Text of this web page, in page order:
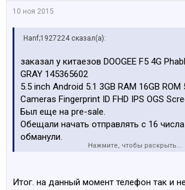
10 ноя 2015
Hanf;1927224 сказал(а):
заказал у китаезов DOOGEE F5 4G
GRAY 145365602
5.5 inch Android 5.1 3GB RAM 16GB ROM
Cameras Fingerprint ID FHD IPS OGS
Был еще на pre-sale.
Обещали начать отправлять с 16
обманули.
Вот сижу....жду -)) суппорт написал We
for it, i am not sure wethere yours can be
Нажмите, чтобы раскрыть...
Итог. на данный момент телефон так и